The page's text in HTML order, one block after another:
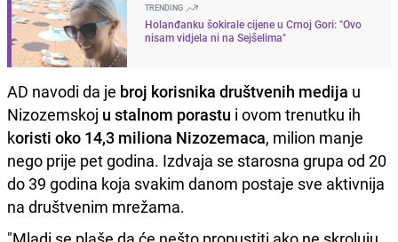
TRENDING
Holanđanku šokirale cijene u Crnoj Gori: "Ovo
nisam vidjela ni na Sejšelima"
AD navodi da je broj korisnika društvenih medija u
Nizozemskoj u stalnom porastu i ovom trenutku ih
koristi oko 14,3 miliona Nizozemaca, milion manje
nego prije pet godina. Izdvaja se starosna grupa od 20
do 39 godina koja svakim danom postaje sve aktivnija
na društvenim mrežama.